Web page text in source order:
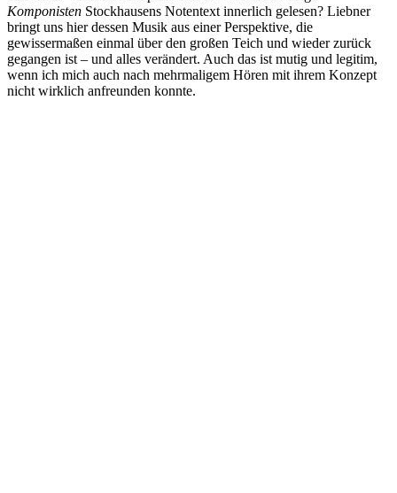
Komponisten Stockhausens Notentext innerlich gelesen? Liebner
bringt uns hier dessen Musik aus einer Perspektive, die
gewissermaßen einmal über den großen Teich und wieder zurück
gegangen ist – und alles verändert. Auch das ist mutig und legitim,
wenn ich mich auch nach mehrmaligem Hören mit ihrem Konzept
nicht wirklich anfreunden konnte.